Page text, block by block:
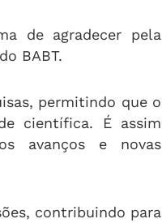
de agradecer pela
BABT.
permitindo que o
científica. É assim
avanços e novas
contribuindo para